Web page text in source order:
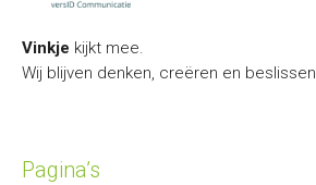
Vinkje kijkt mee.
Wij blijven denken, creëren en beslissen
Pagina’s